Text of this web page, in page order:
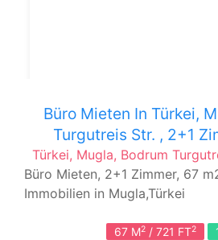
Büro Mieten In Türkei,
Turgutreis Str. , 2+1
Türkei, Mugla, Bodrum
Büro Mieten, 2+1 Zimmer, 67
Immobilien in Mugla,Türkei
67 M2/ 721 FT2